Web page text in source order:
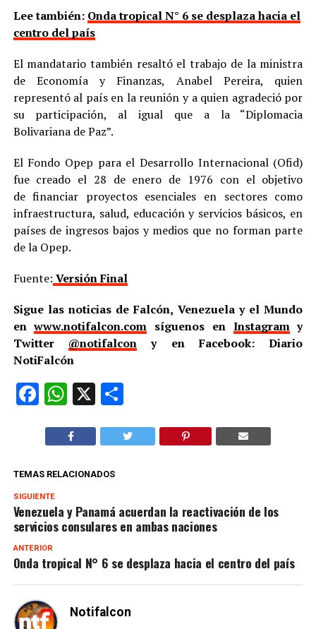
Lee también: Onda tropical N° 6 se desplaza hacia el
centro del país
El mandatario también resaltó el trabajo de la ministra
de Economía y Finanzas, Anabel Pereira, quien
representó al país en la reunión y a quien agradeció por
su participación, al igual que a la “Diplomacia
Bolivariana de Paz”.
El Fondo Opep para el Desarrollo Internacional (Ofid)
fue creado el 28 de enero de 1976 con el objetivo
de financiar proyectos esenciales en sectores como
infraestructura, salud, educación y servicios básicos, en
países de ingresos bajos y medios que no forman parte
de la Opep.
Fuente: Versión Final
Sigue las noticias de Falcón, Venezuela y el Mundo
enwww.notifalcon.com síguenos en Instagramy
Twitter @notifalcon y en Facebook: Diario
NotiFalcón
Facebook
WhatsApp
X Compartir
TEMAS RELACIONADOS
SIGUIENTE
Venezuela y Panamá acuerdan la reactivación de los
servicios consulares en ambas naciones
ANTERIOR
Onda tropical N° 6 se desplaza hacia el centro del país
Notifalcon